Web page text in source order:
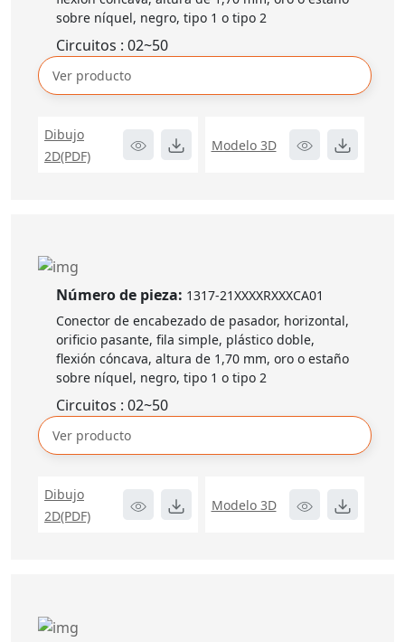
sobre níquel, negro, tipo 1 o tipo 2
Circuitos : 02~50
Ver producto
Dibujo
2D(PDF)
Modelo 3D
Número de pieza: 1317-21XXXXRXXXCA01
Conector de encabezado de pasador, horizontal,
orificio pasante, fila simple, plástico doble,
flexión cóncava, altura de 1,70 mm, oro o estaño
sobre níquel, negro, tipo 1 o tipo 2
Circuitos : 02~50
Ver producto
Dibujo
2D(PDF)
Modelo 3D